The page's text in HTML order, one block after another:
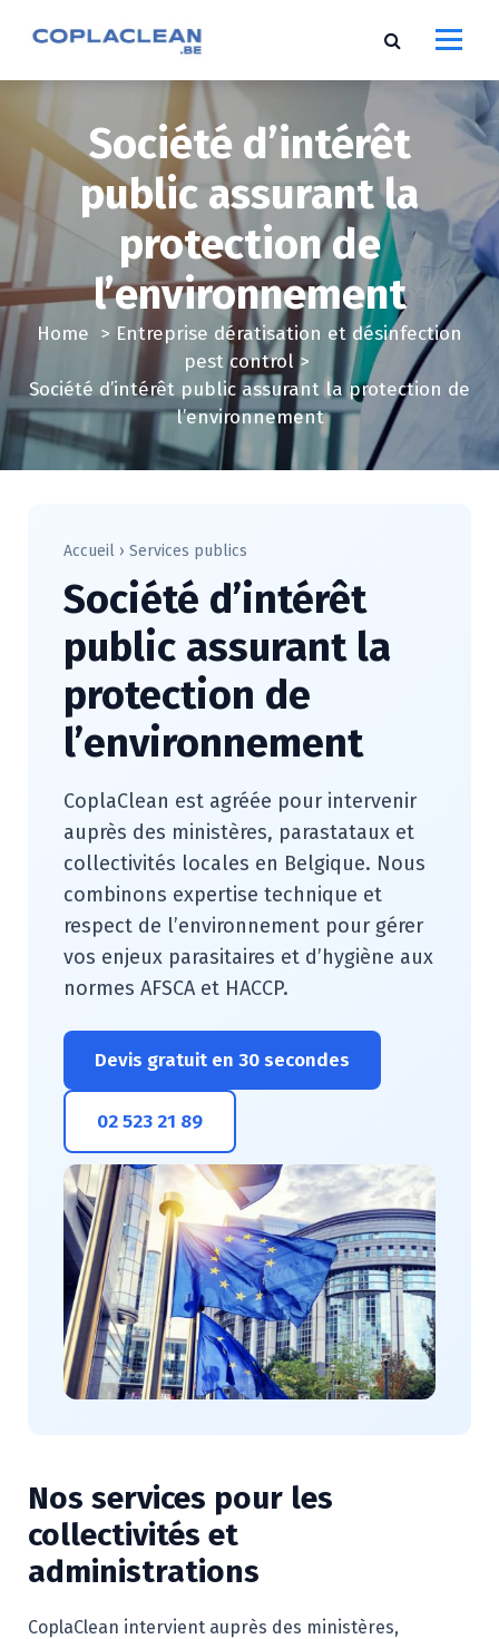
e
n
t
Société d’intérêt
public assurant la
protection de
l’environnement
Home > Entreprise dératisation et désinfection
pest control >
Société d’intérêt public assurant la protection de
l’environnement
Accueil › Services publics
Société d’intérêt
public assurant la
protection de
l’environnement
CoplaClean est agréée pour intervenir
auprès des ministères, parastataux et
collectivités locales en Belgique. Nous
combinons expertise technique et
respect de l’environnement pour gérer
vos enjeux parasitaires et d’hygiène aux
normes AFSCA et HACCP.
Devis gratuit en 30 secondes
02 523 21 89
Nos services pour les
collectivités et
administrations
CoplaClean intervient auprès des ministères,